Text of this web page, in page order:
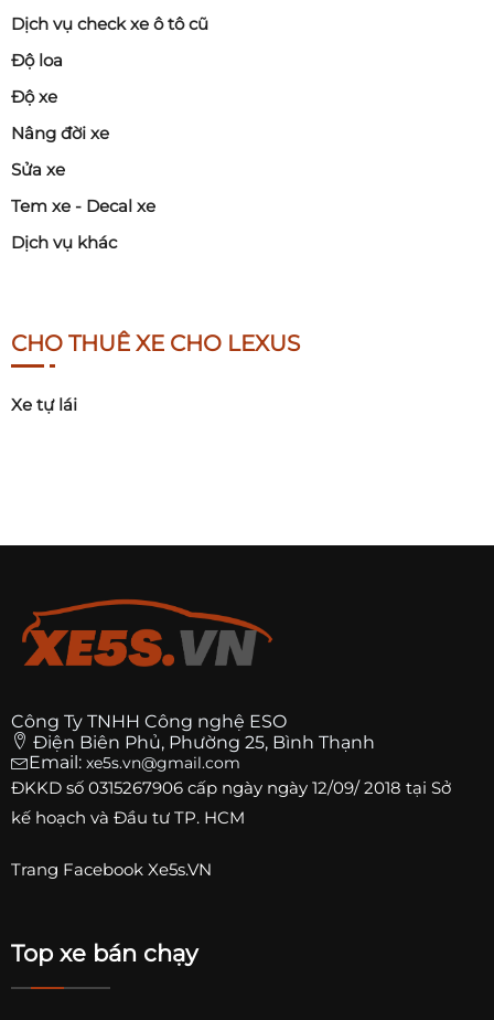
Dịch vụ check xe ô tô cũ
Độ loa
Độ xe
Nâng đời xe
Sửa xe
Tem xe - Decal xe
Dịch vụ khác
CHO THUÊ XE CHO LEXUS
Xe tự lái
Công Ty TNHH Công nghệ ESO
Điện Biên Phủ, Phường 25, Bình Thạnh
Email: xe5s.vn@gmail.com
ĐKKD số 0315267906 cấp ngày ngày 12/09/ 2018 tại Sở
kế hoạch và Đầu tư TP. HCM
Trang Facebook Xe5s.VN
Top xe bán chạy